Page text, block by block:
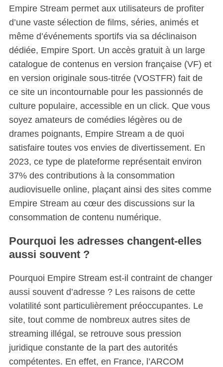
Empire Stream permet aux utilisateurs de profiter
d’une vaste sélection de films, séries, animés et
même d’événements sportifs via sa déclinaison
dédiée, Empire Sport. Un accès gratuit à un large
catalogue de contenus en version française (VF) et
en version originale sous-titrée (VOSTFR) fait de
ce site un incontournable pour les passionnés de
culture populaire, accessible en un click. Que vous
soyez amateurs de comédies légères ou de
drames poignants, Empire Stream a de quoi
satisfaire toutes vos envies de divertissement. En
2023, ce type de plateforme représentait environ
37% des contributions à la consommation
audiovisuelle online, plaçant ainsi des sites comme
Empire Stream au cœur des discussions sur la
consommation de contenu numérique.
Pourquoi les adresses changent-elles
aussi souvent ?
Pourquoi Empire Stream est-il contraint de changer
aussi souvent d’adresse ? Les raisons de cette
volatilité sont particulièrement préoccupantes. Le
site, tout comme de nombreux autres sites de
streaming illégal, se retrouve sous pression
juridique constante de la part des autorités
compétentes. En effet, en France, l’ARCOM